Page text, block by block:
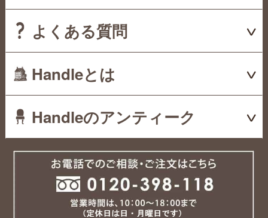
よくある質問
Handleとは
Handleのアンティーク